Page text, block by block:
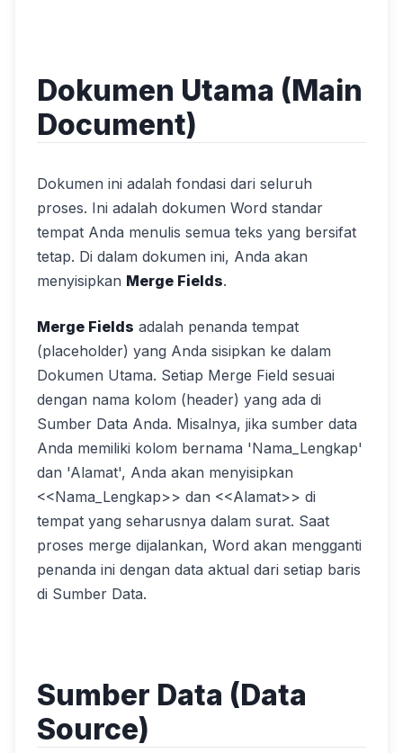
Dokumen Utama (Main
Document)
Dokumen ini adalah fondasi dari seluruh
proses. Ini adalah dokumen Word standar
tempat Anda menulis semua teks yang bersifat
tetap. Di dalam dokumen ini, Anda akan
menyisipkan Merge Fields.
Merge Fields adalah penanda tempat
(placeholder) yang Anda sisipkan ke dalam
Dokumen Utama. Setiap Merge Field sesuai
dengan nama kolom (header) yang ada di
Sumber Data Anda. Misalnya, jika sumber data
Anda memiliki kolom bernama 'Nama_Lengkap'
dan 'Alamat', Anda akan menyisipkan
<<Nama_Lengkap>> dan <<Alamat>> di
tempat yang seharusnya dalam surat. Saat
proses merge dijalankan, Word akan mengganti
penanda ini dengan data aktual dari setiap baris
di Sumber Data.
Sumber Data (Data
Source)